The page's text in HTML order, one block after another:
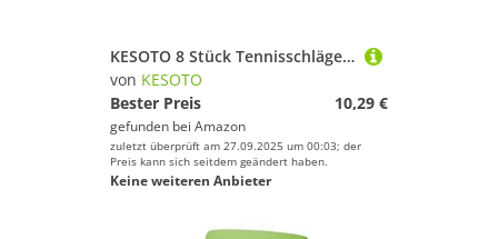
KESOTO 8 Stück Tennisschläger Griffband Racket Griffband Badmintonschläger Griffband Overgrip Handgriff Wickelband Anti Rutsch Schweißaufnahme PU für Tennis, Gelb
von KESOTO
Bester Preis
10,29 €
gefunden bei Amazon
zuletzt überprüft am 27.09.2025 um 00:03; der
Preis kann sich seitdem geändert haben.
Keine weiteren Anbieter